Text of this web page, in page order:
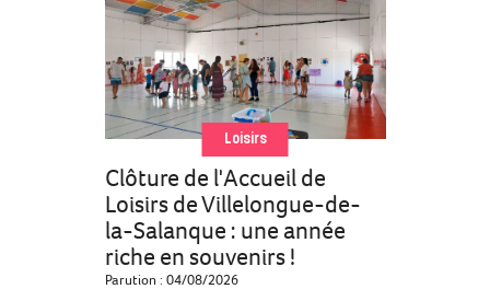
Loisirs
Clôture de l'Accueil de
Loisirs de Villelongue-de-
la-Salanque : une année
riche en souvenirs !
Parution : 04/08/2026